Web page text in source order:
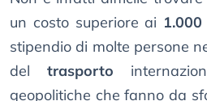
un costo superiore ai
stipendio di molte persone
del trasporto
geopolitiche che fanno da